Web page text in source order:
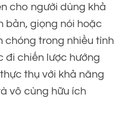
cho người dùng khả
bản, giọng nói hoặc
chóng trong nhiều tình
đi chiến lược hướng
thụ với khả năng
vô cùng hữu ích